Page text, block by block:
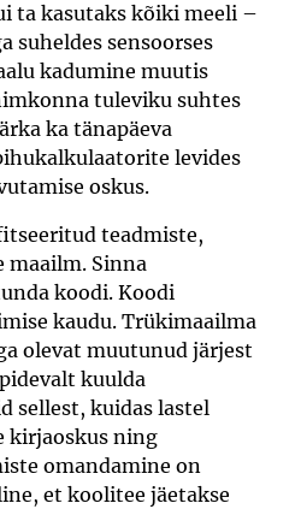
ta kasutaks kõiki meeli –
suheldes sensoorses
kadumine muutis
tuleviku suhtes
ka tänapäeva
levides
oskus.
teadmiste,
Sinna
koodi. Koodi
kaudu. Trükimaailma
olevat muutunud järjest
kuulda
sellest, kuidas lastel
kirjaoskus ning
omandamine on
et koolitee jäetakse